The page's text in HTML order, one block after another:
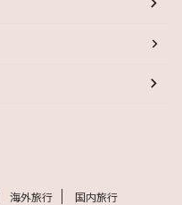
海外旅行 国内旅行